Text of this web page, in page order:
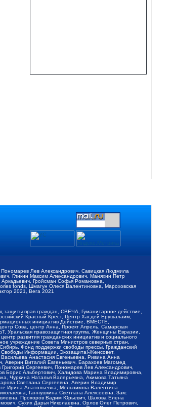
Лев Александрович, Савицкая Людмила
Гликин Максим Александрович, Маняхин Петр
Гройсман Софья Романовна,
fonds, Шмагун Олеся Валентиновна, Мароховская
2021, Вега 2021
прав граждан, СВЕЧА, Гуманитарное действие,
Красный Крест, Центр Хасдей Ерушалаим,
инициатив Действие, ВМЕСТЕ,
Сова, центр Анна, Проект Апрель, Самарская
правозащитная группа, Женщины Евразии,
развития гражданских инициатив и социального
учреждение Совета Министров северных стран,
Фонд поддержки свободы прессы, Гражданский
Свободы Информации, Экозащита!-Женсовет,
Анастасия Евгеньевна, Ривина Анна
Аверин Виталий Евгеньевич, Барахоев Магомед
Сергеевич, Пономарев Лев Александрович,
Борис Альбертович, Халидова Марина Владимировна,
Чуркина Наталья Валерьевна, Акимова Татьяна
Светлана Сергеевна, Аверин Владимир
Ирина Анатольевна, Мельникова Валентина
Ганнушкина Светлана Алексеевна, Закс
Прохоров Вадим Юрьевич, Шахова Елена
Сухих Дарья Николаевна, Орлов Олег Петрович,